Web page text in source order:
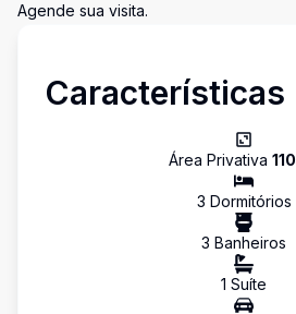
Agende sua visita.
Características
Área Privativa 110
3 Dormitórios
3 Banheiros
1 Suíte